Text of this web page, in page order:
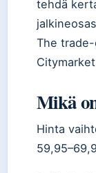
tehdä
The
Mikä
Hinta